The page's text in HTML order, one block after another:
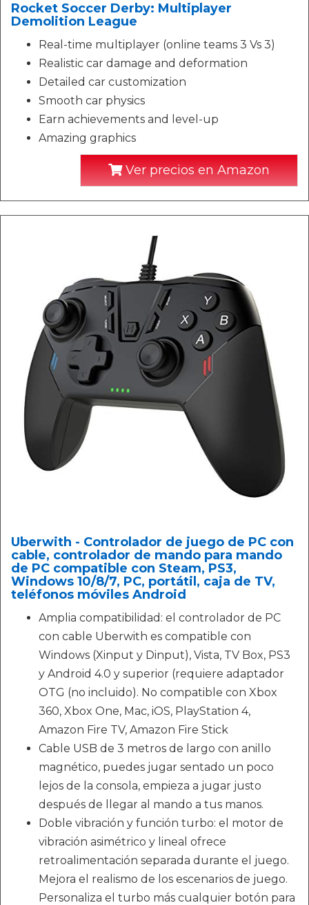
Rocket Soccer Derby: Multiplayer
Demolition League
Real-time multiplayer (online teams 3 Vs 3)
Realistic car damage and deformation
Detailed car customization
Smooth car physics
Earn achievements and level-up
Amazing graphics
Ver precios en Amazon
Uberwith - Controlador de juego de PC con
cable, controlador de mando para mando
de PC compatible con Steam, PS3,
Windows 10/8/7, PC, portátil, caja de TV,
teléfonos móviles Android
Amplia compatibilidad: el controlador de PC
con cable Uberwith es compatible con
Windows (Xinput y Dinput), Vista, TV Box, PS3
y Android 4.0 y superior (requiere adaptador
OTG (no incluido). No compatible con Xbox
360, Xbox One, Mac, iOS, PlayStation 4,
Amazon Fire TV, Amazon Fire Stick
Cable USB de 3 metros de largo con anillo
magnético, puedes jugar sentado un poco
lejos de la consola, empieza a jugar justo
después de llegar al mando a tus manos.
Doble vibración y función turbo: el motor de
vibración asimétrico y lineal ofrece
retroalimentación separada durante el juego.
Mejora el realismo de los escenarios de juego.
Personaliza el turbo más cualquier botón para